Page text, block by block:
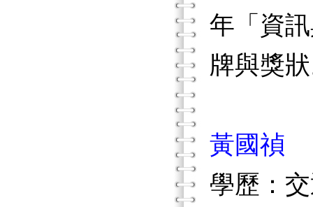
年「資
牌與獎
黃國禎
學歷：